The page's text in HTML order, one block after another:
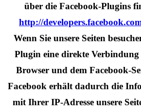
über die Facebook-Plugins
http://
Wenn Sie unsere Seiten
Plugin eine direkte Verbindung
Browser und dem Facebook-
Facebook erhält dadurch die
mit Ihrer IP-Adresse unsere